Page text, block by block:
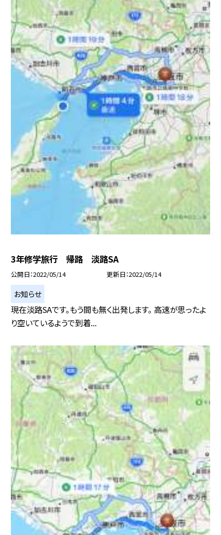
3年修学旅行 帰路 淡路SA
公開日 2022/05/14 更新日 2022/05/14
お知らせ
現在淡路SAです。もう間も無く出発します。 高速が思ったよ
り空いているようで到着...